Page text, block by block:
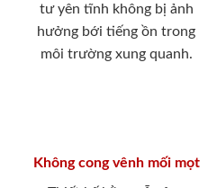
tư yên tĩnh không bị ảnh
hưởng bới tiếng ồn trong
môi trường xung quanh.
Không cong vênh mối mọt